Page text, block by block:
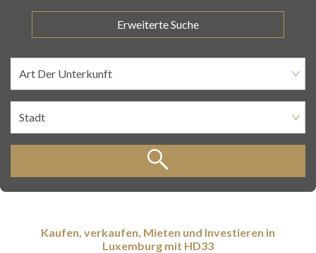
Erweiterte Suche
Kaufen, verkaufen, Mieten und Investieren in
Luxemburg mit HD33